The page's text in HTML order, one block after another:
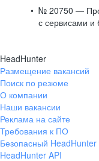
№ 20750 —
с сервисами и
HeadHunter
Размещение вакансий
Поиск по резюме
О компании
Наши вакансии
Реклама на сайте
Требования к ПО
Безопасный HeadHunter
HeadHunter API